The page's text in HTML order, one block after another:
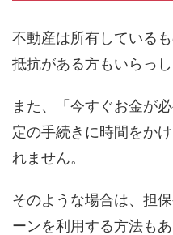
不動産は所有している
抵抗がある方もいらっし
また、「今すぐお金が
定の手続きに時間をか
れません。
そのような場合は、担
ーンを利用する方法もあ